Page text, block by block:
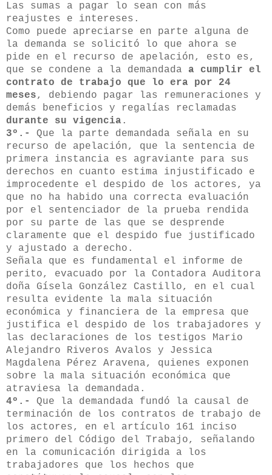
Las sumas a pagar lo sean con más
reajustes e intereses.
Como puede apreciarse en parte alguna de
la demanda se solicitó lo que ahora se
pide en el recurso de apelación, esto es,
que se condene a la demandada a cumplir el
contrato de trabajo que lo era por 24
meses, debiendo pagar las remuneraciones y
demás beneficios y regalías reclamadas
durante su vigencia .
3º.- Que la parte demandada señala en su
recurso de apelación, que la sentencia de
primera instancia es agraviante para sus
derechos en cuanto estima injustificado e
improcedente el despido de los actores, ya
que no ha habido una correcta evaluación
por el sentenciador de la prueba rendida
por su parte de las que se desprende
claramente que el despido fue justificado
y ajustado a derecho.
Señala que es fundamental el informe de
perito, evacuado por la Contadora Auditora
doña Gísela González Castillo, en el cual
resulta evidente la mala situación
económica y financiera de la empresa que
justifica el despido de los trabajadores y
las declaraciones de los testigos Mario
Alejandro Riveros Avalos y Jessica
Magdalena Pérez Aravena, quienes exponen
sobre la mala situación económica que
atraviesa la demandada.
4º.-
Que la demandada fundó la causal de
terminación de los contratos de trabajo de
los actores, en el artículo 161 inciso
primero del Código del Trabajo, señalando
en la comunicación dirigida a los
trabajadores que los hechos que